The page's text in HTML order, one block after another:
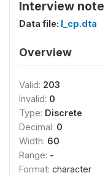
Interview note
Data file: l_cp.dta
Overview
Valid: 203
Invalid: 0
Type: Discrete
Decimal: 0
Width: 60
Range: -
Format: character